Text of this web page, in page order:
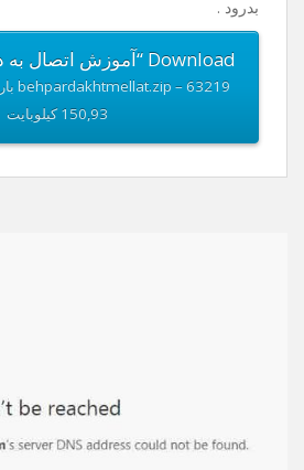
امیدوارم بدرد بخور باشه و کارتونو راه
تا پست بعدی مراقب خودتون باشین .
به هر مورد یا مشکلی برخوردین همینجا